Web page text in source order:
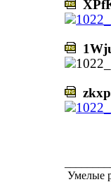
Умелые